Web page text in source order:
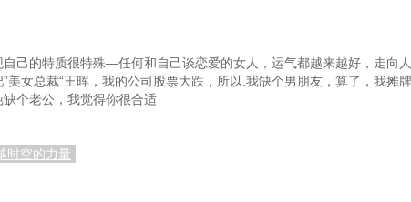
己的特质很特殊—任何和自己谈恋爱的女人，运气都越来越好，走向
美女总裁“王晖，我的公司股票大跌，所以.我缺个男朋友，算了，我摊
个老公，我觉得你很合适
时空的力量